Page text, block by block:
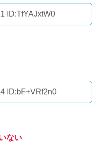
ID:TfYAJxtW0
ID:bF+VRf2n0
ない